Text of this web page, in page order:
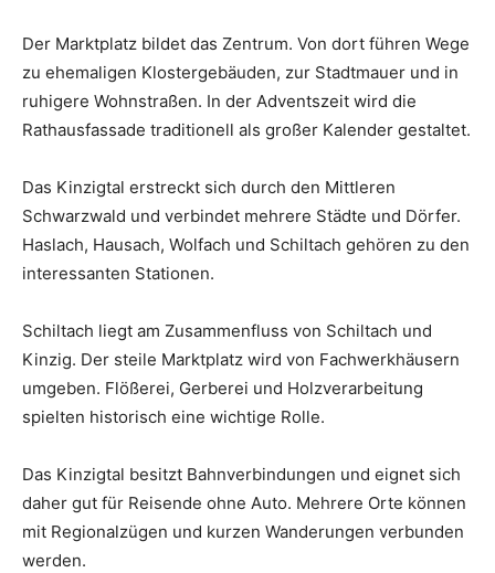
Der Marktplatz bildet das Zentrum. Von dort führen Wege
zu ehemaligen Klostergebäuden, zur Stadtmauer und in
ruhigere Wohnstraßen. In der Adventszeit wird die
Rathausfassade traditionell als großer Kalender gestaltet.
Das Kinzigtal erstreckt sich durch den Mittleren
Schwarzwald und verbindet mehrere Städte und Dörfer.
Haslach, Hausach, Wolfach und Schiltach gehören zu den
interessanten Stationen.
Schiltach liegt am Zusammenfluss von Schiltach und
Kinzig. Der steile Marktplatz wird von Fachwerkhäusern
umgeben. Flößerei, Gerberei und Holzverarbeitung
spielten historisch eine wichtige Rolle.
Das Kinzigtal besitzt Bahnverbindungen und eignet sich
daher gut für Reisende ohne Auto. Mehrere Orte können
mit Regionalzügen und kurzen Wanderungen verbunden
werden.